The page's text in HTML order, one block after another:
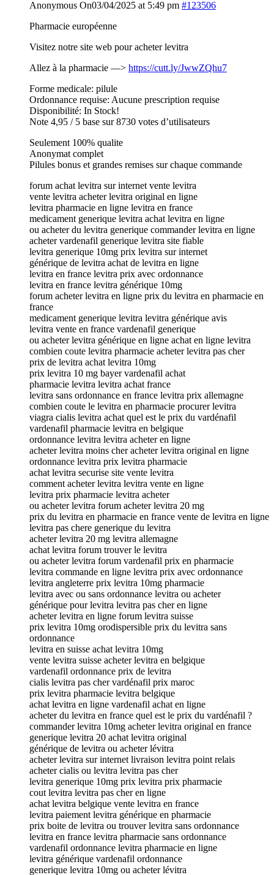
Anonymous On03/04/2025 at 5:49 pm #123506
Pharmacie européenne
Visitez notre site web pour acheter levitra
Allez à la pharmacie —> https://cutt.ly/JwwZQhu7
Forme medicale: pilule
Ordonnance requise: Aucune prescription requise
Disponibilité: In Stock!
Note 4,95 / 5 base sur 8730 votes d’utilisateurs
Seulement 100% qualite
Anonymat complet
Pilules bonus et grandes remises sur chaque commande
forum achat levitra sur internet vente levitra
vente levitra acheter levitra original en ligne
levitra pharmacie en ligne levitra en france
medicament generique levitra achat levitra en ligne
ou acheter du levitra generique commander levitra en ligne
acheter vardenafil generique levitra site fiable
levitra generique 10mg prix levitra sur internet
générique de levitra achat de levitra en ligne
levitra en france levitra prix avec ordonnance
levitra en france levitra générique 10mg
forum acheter levitra en ligne prix du levitra en pharmacie en
france
medicament generique levitra levitra générique avis
levitra vente en france vardenafil generique
ou acheter levitra générique en ligne achat en ligne levitra
combien coute levitra pharmacie acheter levitra pas cher
prix de levitra achat levitra 10mg
prix levitra 10 mg bayer vardenafil achat
pharmacie levitra levitra achat france
levitra sans ordonnance en france levitra prix allemagne
combien coute le levitra en pharmacie procurer levitra
viagra cialis levitra achat quel est le prix du vardénafil
vardenafil pharmacie levitra en belgique
ordonnance levitra levitra acheter en ligne
acheter levitra moins cher acheter levitra original en ligne
ordonnance levitra prix levitra pharmacie
achat levitra securise site vente levitra
comment acheter levitra levitra vente en ligne
levitra prix pharmacie levitra acheter
ou acheter levitra forum acheter levitra 20 mg
prix du levitra en pharmacie en france vente de levitra en ligne
levitra pas chere generique du levitra
acheter levitra 20 mg levitra allemagne
achat levitra forum trouver le levitra
ou acheter levitra forum vardenafil prix en pharmacie
levitra commande en ligne levitra prix avec ordonnance
levitra angleterre prix levitra 10mg pharmacie
levitra avec ou sans ordonnance levitra ou acheter
générique pour levitra levitra pas cher en ligne
acheter levitra en ligne forum levitra suisse
prix levitra 10mg orodispersible prix du levitra sans
ordonnance
levitra en suisse achat levitra 10mg
vente levitra suisse acheter levitra en belgique
vardenafil ordonnance prix de levitra
cialis levitra pas cher vardénafil prix maroc
prix levitra pharmacie levitra belgique
achat levitra en ligne vardenafil achat en ligne
acheter du levitra en france quel est le prix du vardénafil ?
commander levitra 10mg acheter levitra original en france
generique levitra 20 achat levitra original
générique de levitra ou acheter lévitra
acheter levitra sur internet livraison levitra point relais
acheter cialis ou levitra levitra pas cher
levitra generique 10mg prix levitra prix pharmacie
cout levitra levitra pas cher en ligne
achat levitra belgique vente levitra en france
levitra paiement levitra générique en pharmacie
prix boite de levitra ou trouver levitra sans ordonnance
levitra en france levitra pharmacie sans ordonnance
vardenafil ordonnance levitra pharmacie en ligne
levitra générique vardenafil ordonnance
generique levitra 10mg ou acheter lévitra